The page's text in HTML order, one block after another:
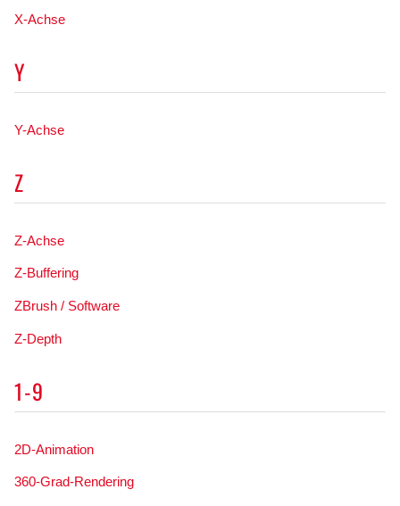
X-Achse
Y
Y-Achse
Z
Z-Achse
Z-Buffering
ZBrush / Software
Z-Depth
1-9
2D-Animation
360-Grad-Rendering